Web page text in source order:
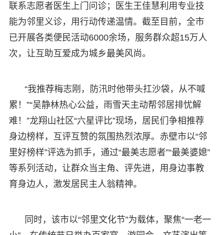
联系志愿者医生上门问诊；医生王佳慧利用专业技
能为邻里义诊，用行动传递温情。截至目前，全市
已开展各类便民活动6000余场，服务群众超15万人
次，让互助互爱成为城乡最美风尚。
“我推荐梅志刚，防汛时他带头扛沙袋，从不喊
累！”“吴静林热心公益，雨雪天主动帮邻居排忧解
难！”龙翔山社区“六星评比”现场，居民们争相推荐
身边榜样，互评互赞的氛围热烈浓厚。赤壁市以“邻
里好榜样”评选为抓手，通过“最美志愿者”“最美婆媳”
等系列活动，让群众当主角、评先进，用身边事教
育身边人，激发居民主人翁精神。
同时，该市以“邻里文化节”为载体，聚焦“一老一